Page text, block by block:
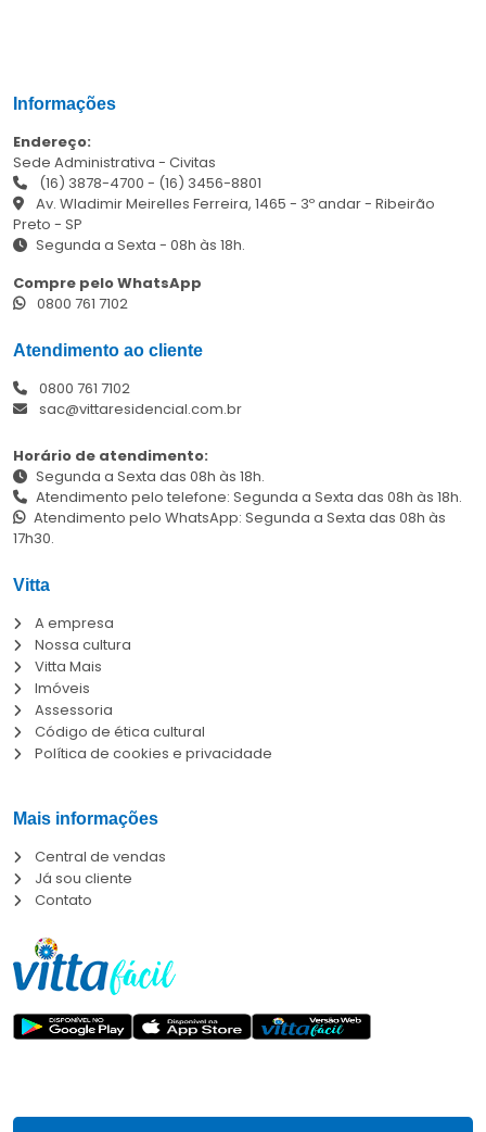
Informações
Endereço:
Sede Administrativa - Civitas
(16) 3878-4700 - (16) 3456-8801
Av. Wladimir Meirelles Ferreira, 1465 - 3º andar - Ribeirão
Preto - SP
Segunda a Sexta - 08h às 18h.
Compre pelo WhatsApp
0800 761 7102
Atendimento ao cliente
0800 761 7102
sac@vittaresidencial.com.br
Horário de atendimento:
Segunda a Sexta das 08h às 18h.
Atendimento pelo telefone: Segunda a Sexta das 08h às 18h.
Atendimento pelo WhatsApp: Segunda a Sexta das 08h às
17h30.
Vitta
A empresa
Nossa cultura
Vitta Mais
Imóveis
Assessoria
Código de ética cultural
Política de cookies e privacidade
Mais informações
Central de vendas
Já sou cliente
Contato